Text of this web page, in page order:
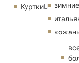
Куртки
зимние